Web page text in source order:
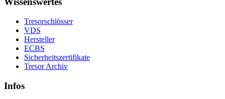
Tresorschlösser
VDS
Hersteller
ECBS
Sicherheitszertifikate
Tresor Archiv
Infos